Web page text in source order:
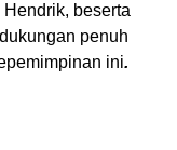
beserta
penuh
ini.